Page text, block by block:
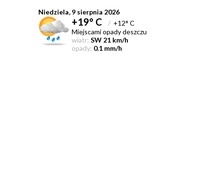
Niedziela, 9 sierpnia 2026
+19° C /+12° C
Miejscami opady deszczu
wiatr: SW 21 km/h
opady: 0.1 mm/h